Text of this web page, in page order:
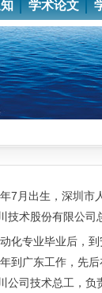
学术论文
7月出生，深圳市
技术股份有限公司
化专业毕业后，
到广东工作，先
公司技术总工，